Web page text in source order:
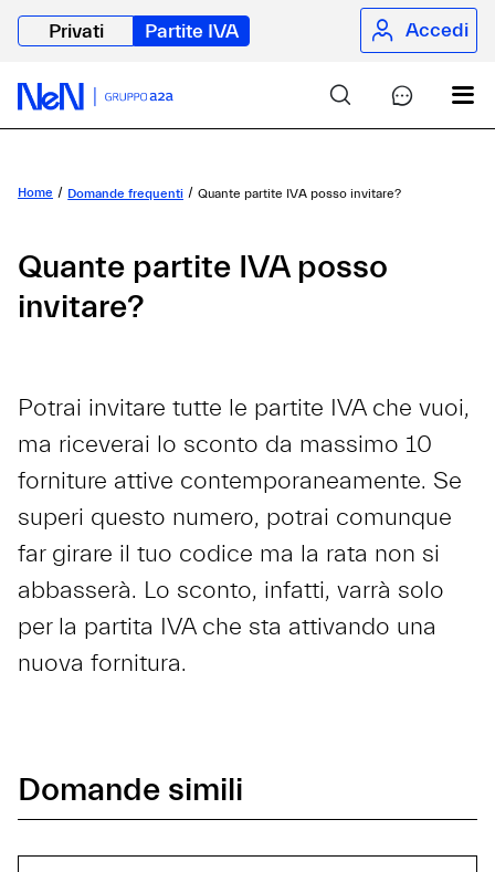
Privati Partite IVA Accedi
Home Domande frequenti Quante partite IVA posso invitare?
Quante partite IVA posso
invitare?
Potrai invitare tutte le partite IVA che vuoi,
ma riceverai lo sconto da massimo 10
forniture attive contemporaneamente. Se
superi questo numero, potrai comunque
far girare il tuo codice ma la rata non si
abbasserà. Lo sconto, infatti, varrà solo
per la partita IVA che sta attivando una
nuova fornitura.
Domande simili